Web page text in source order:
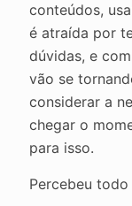
conteúdos,
é atraída por
dúvidas, e
vão se
considerar a
chegar o
para isso.
Percebeu